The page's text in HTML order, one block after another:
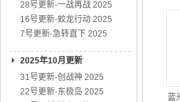
28号更新-一战再战 2025
16号更新-蛟龙行动 2025
7号更新-急转直下 2025
2025年10月更新
31号更新-创战神 2025
22号更新-东极岛 2025
蓝